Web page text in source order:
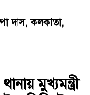
দাস, কলকাতা,
মুখ্যমন্ত্রী